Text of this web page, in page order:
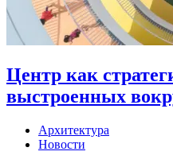
Центр как
выстроенных
Архитектура
Новости